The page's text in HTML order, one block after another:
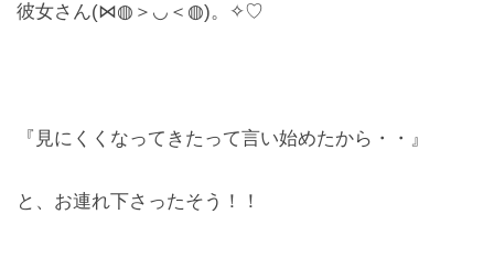
彼女さん(⋈◍＞◡＜◍)。✧♡
『見にくくなってきたって言い始めたから・・』
と、お連れ下さったそう！！